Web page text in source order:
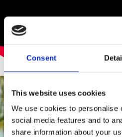
Consent
This website uses cookies
We use cookies to personalise
social media features and to
share information about your